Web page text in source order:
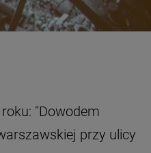
"Dowodem
przy ulicy